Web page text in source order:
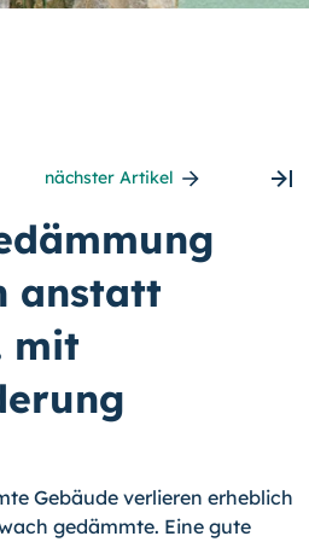
nächster Artikel
anstatt
mit
Gebäude verlieren erheblich
gedämmte. Eine gute